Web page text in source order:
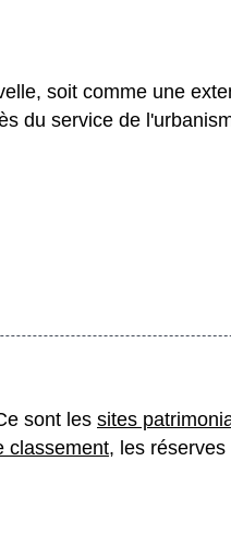
soit comme une
du service de
sont les sites
classement, les